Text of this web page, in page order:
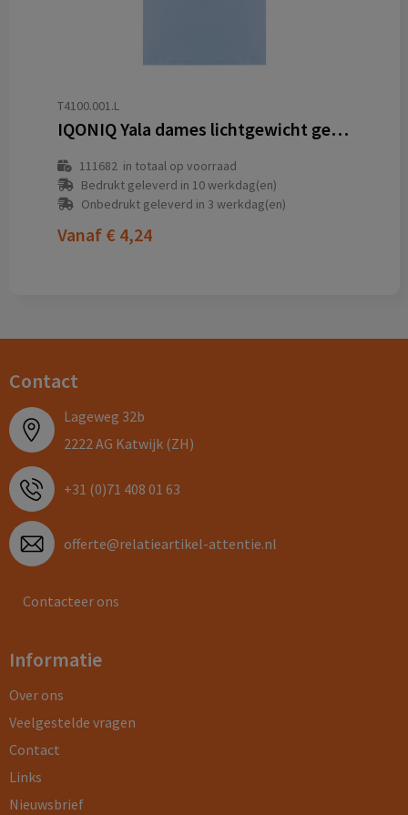
T4100.001.L
IQONIQ Yala dames lichtgewicht gerecycled katoen t-shirt
111682in totaal op voorraad
Bedrukt geleverd in 10 werkdag(en)
Onbedrukt geleverd in 3 werkdag(en)
Vanaf € 4,24
Contact
Lageweg 32b
2222 AG Katwijk (ZH)
+31 (0)71 408 01 63
offerte@relatieartikel-attentie.nl
Contacteer ons
Informatie
Over ons
Veelgestelde vragen
Contact
Links
Nieuwsbrief